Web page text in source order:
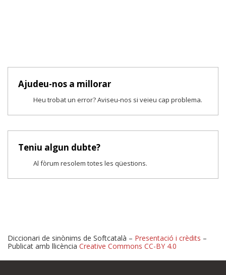
Ajudeu-nos a millorar
Heu trobat un error? Aviseu-nos si veieu cap problema.
Teniu algun dubte?
Al fòrum resolem totes les qüestions.
Diccionari de sinònims de Softcatalà – Presentació i crèdits –
Publicat amb llicència Creative Commons CC-BY 4.0